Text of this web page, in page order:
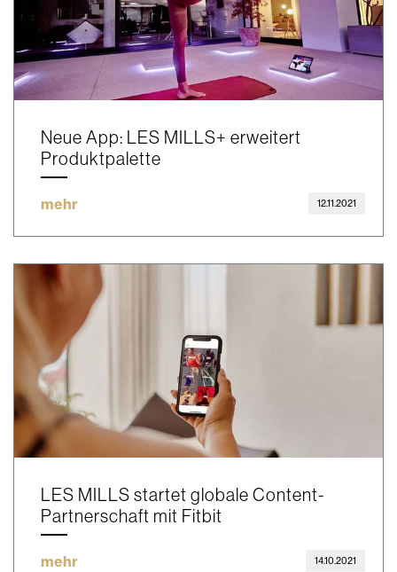
Neue App: LES MILLS+ erweitert
Produktpalette
mehr 12.11.2021
LES MILLS startet globale Content-
Partnerschaft mit Fitbit
mehr 14.10.2021